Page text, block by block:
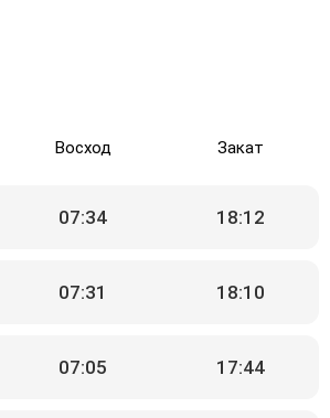
Восход Закат
07:34 18:12
07:31 18:10
07:05 17:44